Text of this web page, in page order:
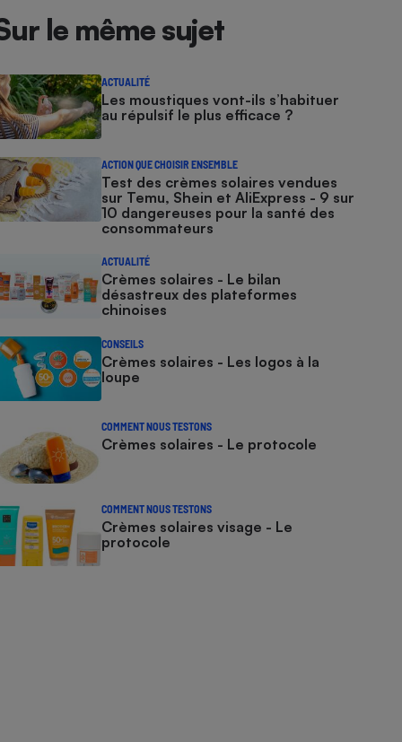
le même sujet
ACTUALITÉ
Les moustiques vont-ils s’habituer
au répulsif le plus efficace ?
ACTION QUE CHOISIR ENSEMBLE
Test des crèmes solaires vendues
sur Temu, Shein et AliExpress - 9 sur
10 dangereuses pour la santé des
consommateurs
ACTUALITÉ
Crèmes solaires - Le bilan
désastreux des plateformes
chinoises
CONSEILS
Crèmes solaires - Les logos à la
loupe
COMMENT NOUS TESTONS
Crèmes solaires - Le protocole
COMMENT NOUS TESTONS
Crèmes solaires visage - Le
protocole